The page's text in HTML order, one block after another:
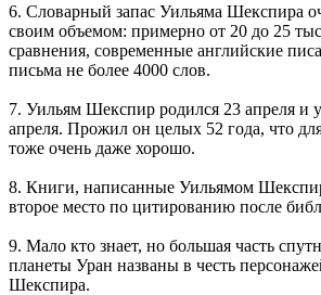
6. Словарный запас Уильяма Шекспира
своим объемом: примерно от 20 до 25
сравнения, современные английские
письма не более 4000 слов.
7. Уильям Шекспир родился 23 апреля и
апреля. Прожил он целых 52 года, что
тоже очень даже хорошо.
8. Книги, написанные Уильямом
второе место по цитированию после
9. Мало кто знает, но большая часть
планеты Уран названы в честь
Шекспира.